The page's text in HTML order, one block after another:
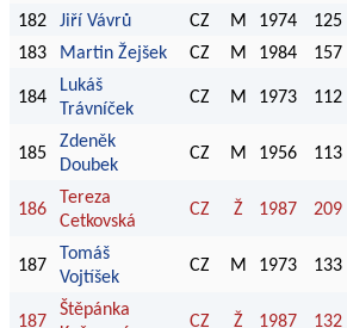
182
Jiří Vávrů CZ M 1974
125
183
Martin Žejšek CZ M 1984 157
184
Lukáš
Trávníček
CZ M 1973 112
185
Zdeněk
Doubek
CZ M 1956 113
186
Tereza
Cetkovská
CZ Ž 1987 209
187
Tomáš
Vojtíšek
CZ M 1973 133
187
Štěpánka
CZ Ž 1987 132